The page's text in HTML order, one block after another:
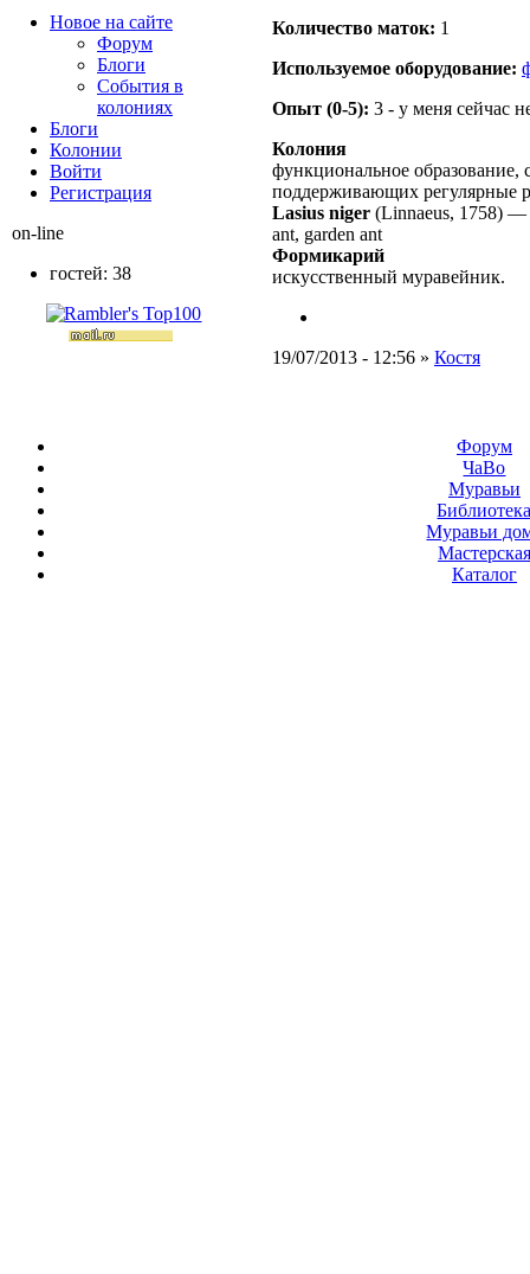
Количество маток: 1
Используемое оборудование:
Опыт (0-5): 3 - у меня сейчас
Колония
функциональное образование,
поддерживающих регулярные
Lasius niger (Linnaeus, 1758) —
ant, garden ant
Формикарий
искусственный муравейник.
19/07/2013 - 12:56 » Костя
Новое на сайте
Форум
Блоги
События в
колониях
Блоги
Колонии
Войти
Peгиcтpaция
on-line
гостей: 38
Форум
ЧаВо
Муравьи
Муравьи
Мастерская
Каталог